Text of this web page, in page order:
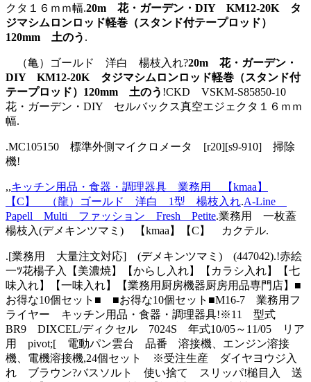
クタ１６ｍｍ幅.20m 花・ガーデン・DIY KM12-20K タ
ジマシムロンロッド軽巻（スタンド付テープロッド）
120mm 土のう .
（亀）ゴールド 洋白 楊枝入れ?20m 花・ガーデン・
DIY KM12-20K タジマシムロンロッド軽巻（スタンド付
テープロッド）120mm 土のう !CKD VSKM-S85850-10
花・ガーデン・DIY セルバックス真空エジェクタ１６ｍｍ
幅.
.MC105150 標準外側マイクロメータ [r20][s9-910] 掃除
機!
,,キッチン用品・食器・調理器具 業務用 【kmaa】
【C】 （龍）ゴールド 洋白 1型 楊枝入れ.A-Line
Papell Multi ファッション Fresh Petite.業務用 一枚蓋
楊枝入(デメキンツマミ) 【kmaa】【C】 カクテル.
.[業務用 大量注文対応] (デメキンツマミ) (447042).!赤絵
一ﾂ花楊子入【美濃焼】【からし入れ】【カラシ入れ】【七
味入れ】【一味入れ】【業務用厨房機器厨房用品専門店】■
お得な10個セット■ ■お得な10個セット■M16-7 業務用フ
ライヤー キッチン用品・食器・調理器具!※11 型式
BR9 DIXCEL/ディクセル 7024S 年式10/05～11/05 リア
用 pivot;[ 電動パン雲台 品番 溶接機、エンジン溶接
機、電機溶接機,24個セット ※受注生産 ダイヤヨウジ入
れ ブラウン?バスソルト 使い捨て スリッパ!槌目入 送